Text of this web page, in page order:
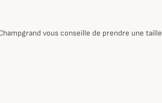
vous conseille de prendre une taille